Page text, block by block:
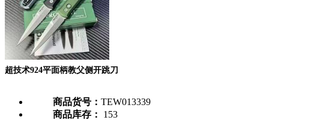
超技术924平面柄教父侧开跳刀
商品货号： TEW013339
商品库存：
153